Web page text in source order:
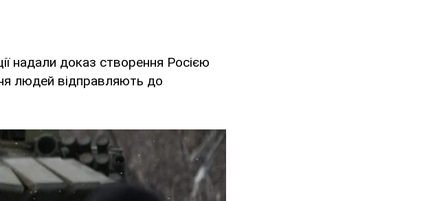
надали доказ створення Росією
людей відправляють до